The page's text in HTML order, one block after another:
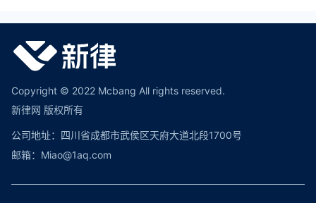
Copyright © 2022 Mcbang All rights reserved.
新律网 版权所有
公司地址：四川省成都市武侯区天府大道北段1700号
邮箱：Miao@1aq.com